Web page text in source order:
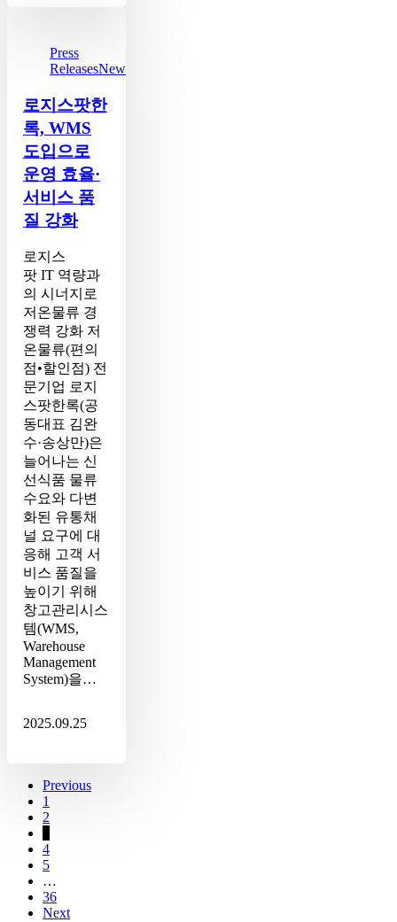
WMS
Press
ReleasesNews
로지스팟한
록, WMS
도입으로
운영 효율·
서비스 품
질 강화
로지스
팟 IT 역량과
의 시너지로
저온물류 경
쟁력 강화 저
온물류(편의
점•할인점) 전
문기업 로지
스팟한록(공
동대표 김완
수·송상만)은
늘어나는 신
선식품 물류
수요와 다변
화된 유통채
널 요구에 대
응해 고객 서
비스 품질을
높이기 위해
창고관리시스
템(WMS,
Warehouse
Management
System)을…
2025.09.25
Previous
1
2
4
5
…
36
Next